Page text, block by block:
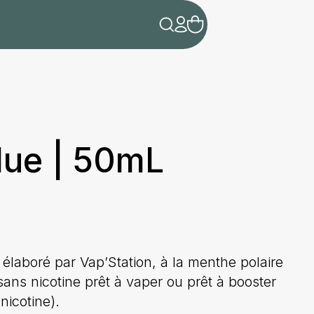
| 50mL
par Vap’Station, à la menthe polaire
nicotine prêt à vaper ou prêt à booster